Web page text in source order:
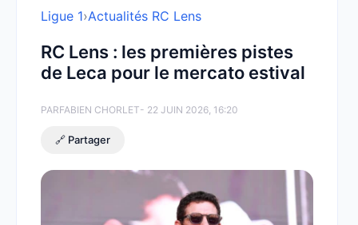
Ligue 1›Actualités RC Lens
RC Lens : les premières pistes
de Leca pour le mercato estival
PARFABIEN CHORLET- 22 JUIN 2026, 16:20
🔗 Partager